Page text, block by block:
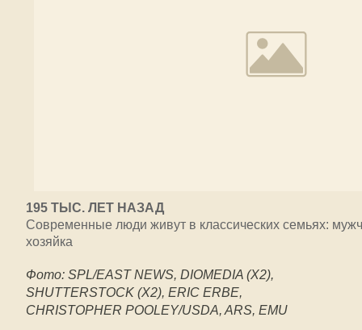
195 ТЫС. ЛЕТ НАЗАД
Современные люди живут в классических семьях:
хозяйка
Фото: SPL/EAST NEWS, DIOMEDIA (X2),
SHUTTERSTOCK (X2), ERIC ERBE,
CHRISTOPHER POOLEY/USDA, ARS, EMU